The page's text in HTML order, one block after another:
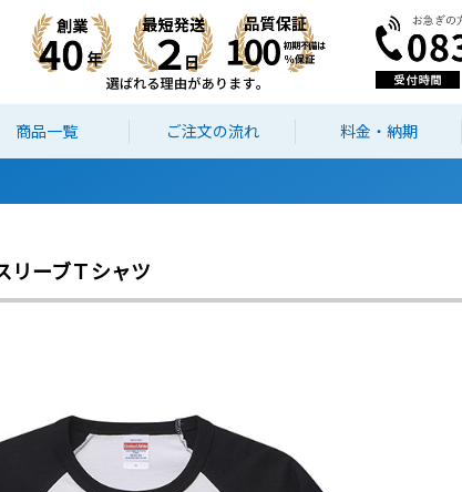
商品一覧 ご注文の流れ 料金・納期
リーブＴシャツ